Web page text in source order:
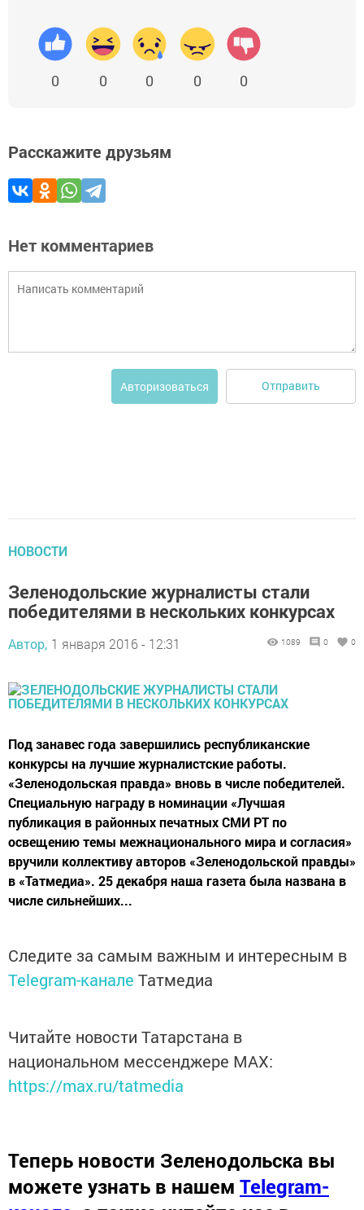
0 0 0 0 0
Расскажите друзьям
Нет комментариев
Авторизоваться Отправить
НОВОСТИ
Зеленодольские журналисты стали
победителями в нескольких конкурсах
Автор, 1 января 2016 - 12:31 1089 0 0
Под занавес года завершились республиканские
конкурсы на лучшие журналистские работы.
«Зеленодольская правда» вновь в числе победителей.
Специальную награду в номинации «Лучшая
публикация в районных печатных СМИ РТ по
освещению темы межнационального мира и согласия»
вручили коллективу авторов «Зеленодольской правды»
в «Татмедиа». 25 декабря наша газета была названа в
числе сильнейших...
Следите за самым важным и интересным в
Telegram-канале Татмедиа
Читайте новости Татарстана в
национальном мессенджере MАХ:
https://max.ru/tatmedia
Теперь новости Зеленодольска вы
можете узнать в нашем Telegram-